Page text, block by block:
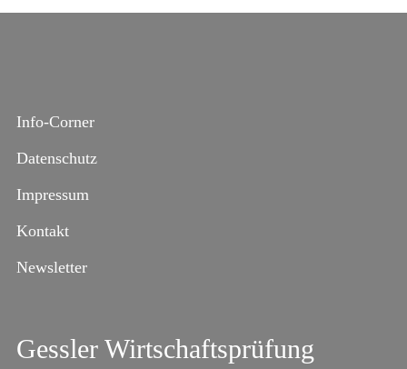
Info-Corner
Datenschutz
Impressum
Kontakt
Newsletter
Gessler Wirtschaftsprüfung